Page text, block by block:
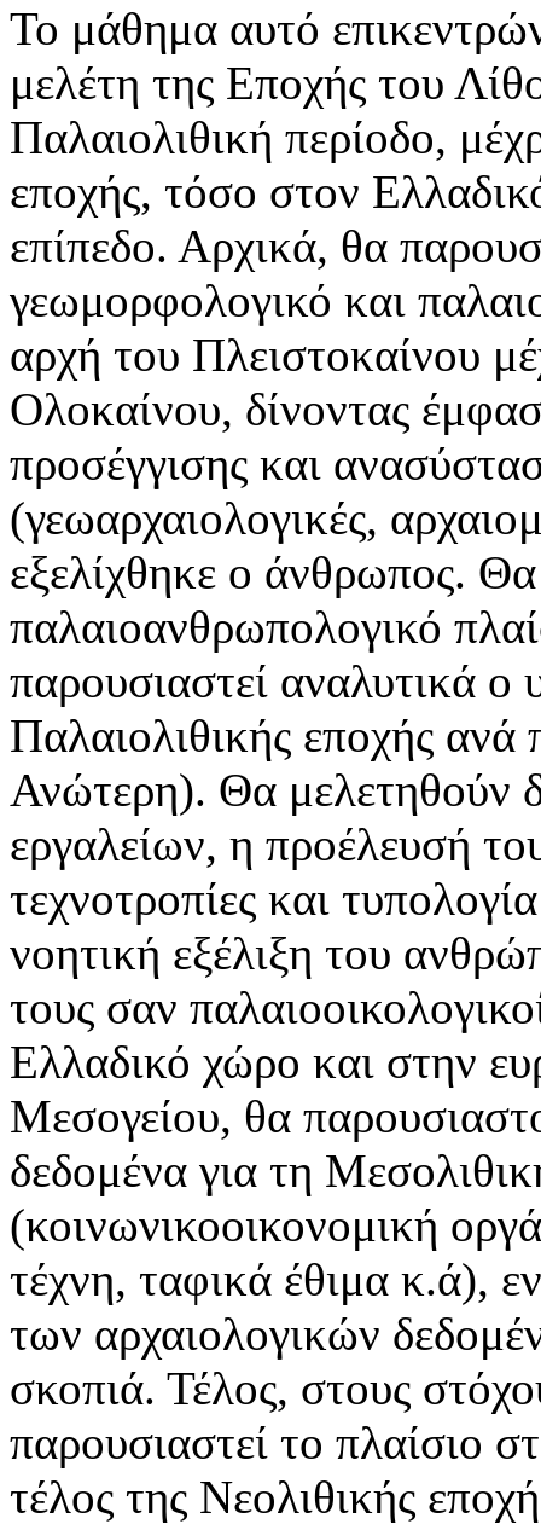
Το μάθημα αυτό
μελέτη της Εποχής του
Παλαιολιθική περίοδο,
εποχής, τόσο στον
επίπεδο. Αρχικά, θα
γεωμορφολογικό και
αρχή του Πλειστοκαίνου
Ολοκαίνου, δίνοντας
προσέγγισης και
(γεωαρχαιολογικές,
εξελίχθηκε ο άνθρωπος.
παλαιοανθρωπολογικό
παρουσιαστεί αναλυτικά ο
Παλαιολιθικής εποχής
Ανώτερη). Θα μελετηθούν
εργαλείων, η προέλευσή
τεχνοτροπίες και
νοητική εξέλιξη του
τους σαν
Ελλαδικό χώρο και στην
Μεσογείου, θα
δεδομένα για τη
(κοινωνικοοικονομική
τέχνη, ταφικά έθιμα κ.ά),
των αρχαιολογικών
σκοπιά. Τέλος, στους
παρουσιαστεί το πλαίσιο
τέλος της Νεολιθικής